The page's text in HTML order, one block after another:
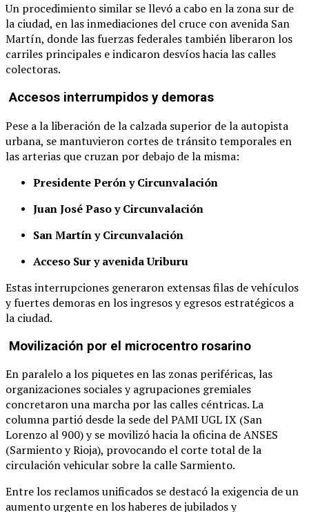
Un procedimiento similar se llevó a cabo en la zona sur de
la ciudad, en las inmediaciones del cruce con avenida San
Martín, donde las fuerzas federales también liberaron los
carriles principales e indicaron desvíos hacia las calles
colectoras.
Accesos interrumpidos y demoras
Pese a la liberación de la calzada superior de la autopista
urbana, se mantuvieron cortes de tránsito temporales en
las arterias que cruzan por debajo de la misma:
Presidente Perón y Circunvalación
Juan José Paso y Circunvalación
San Martín y Circunvalación
Acceso Sur y avenida Uriburu
Estas interrupciones generaron extensas filas de vehículos
y fuertes demoras en los ingresos y egresos estratégicos a
la ciudad.
Movilización por el microcentro rosarino
En paralelo a los piquetes en las zonas periféricas, las
organizaciones sociales y agrupaciones gremiales
concretaron una marcha por las calles céntricas.La
columna partió desde la sede del PAMI UGL IX (San
Lorenzo al 900) y se movilizó hacia la oficina de ANSES
(Sarmiento y Rioja), provocando el corte total de la
circulación vehicular sobre la calle Sarmiento.
Entre los reclamos unificados se destacó la exigencia de un
aumento urgente en los haberes de jubilados y